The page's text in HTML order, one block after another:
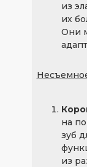
из
их
Они
на
зуб
из